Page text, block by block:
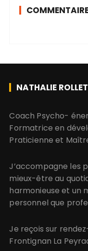
NATHALIE ROLLET
​​​​​​​Coach Psycho-
Formatrice en
Praticienne et
J’accompagne les
mieux-être au
harmonieuse et un
personnel que
Je reçois sur
Frontignan La